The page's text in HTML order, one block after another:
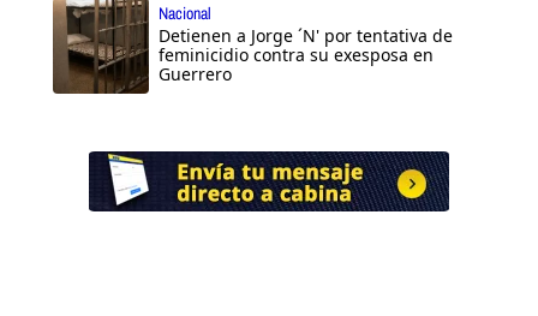
Nacional
Detienen a Jorge ´N' por tentativa de
feminicidio contra su exesposa en
Guerrero